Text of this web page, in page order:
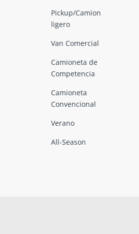
Pickup/Camion
ligero
Van Comercial
Camioneta de
Competencia
Camioneta
Convencional
Verano
All-Season